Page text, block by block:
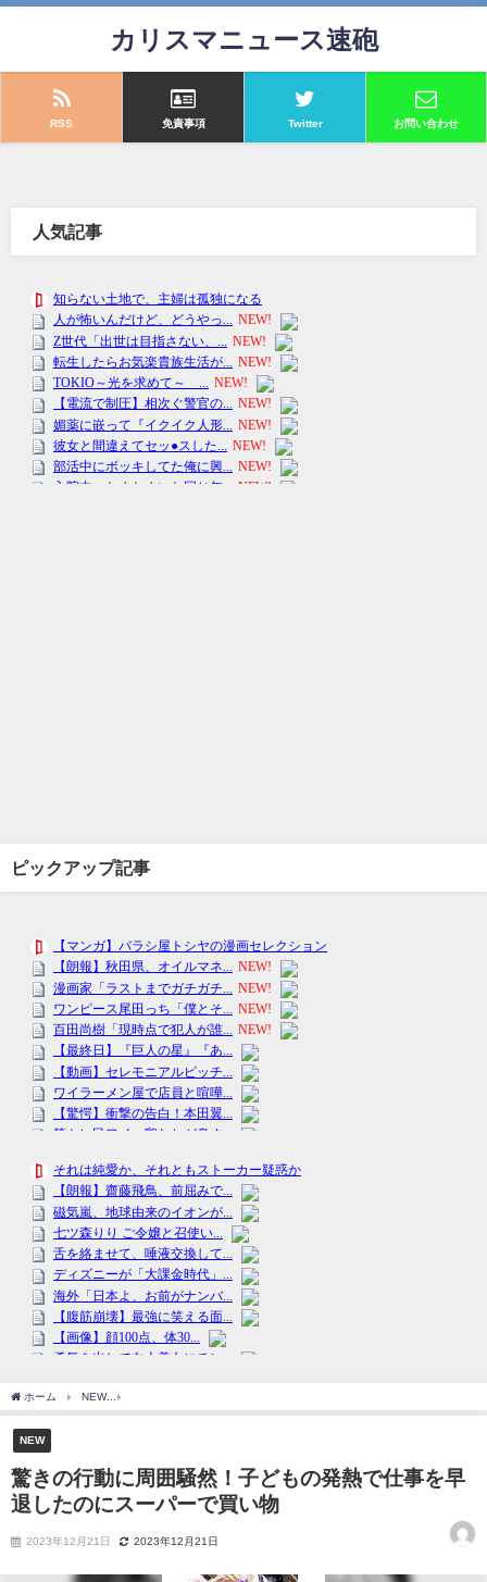
カリスマニュース速砲
RSS 免責事項 Twitter お問い合わせ
人気記事
ピックアップ記事
ホーム NEW
NEW
驚きの行動に周囲騒然！子どもの発熱で仕事を早
退したのにスーパーで買い物
2023年12月21日 2023年12月21日